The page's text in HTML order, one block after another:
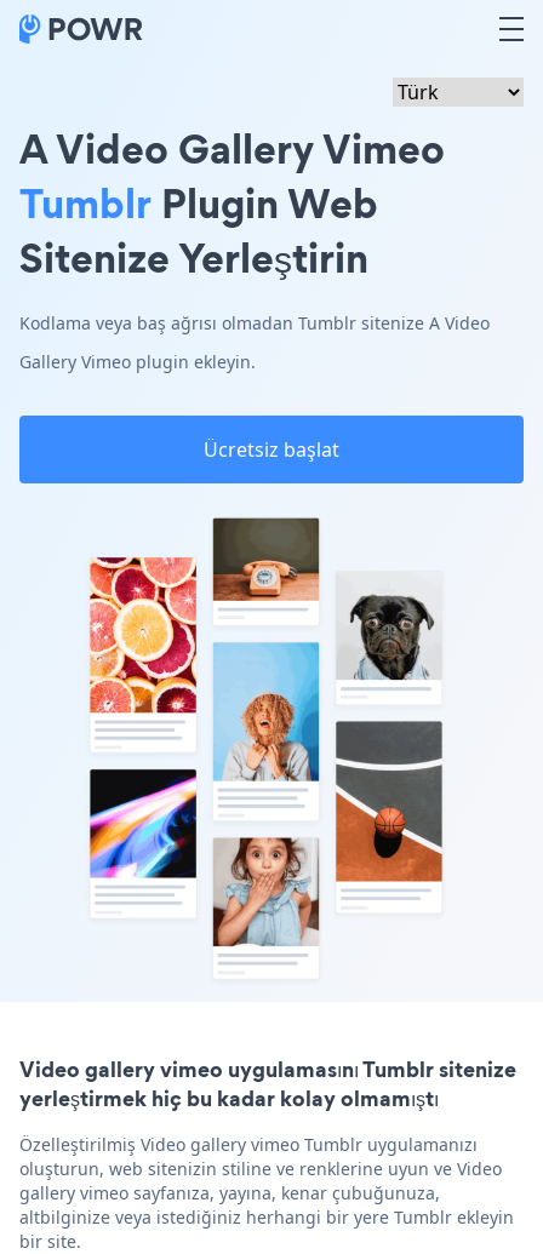
A Video Gallery Vimeo
Tumblr Plugin Web
Sitenize Yerleştirin
Kodlama veya baş ağrısı olmadan Tumblr sitenize A Video
Gallery Vimeo plugin ekleyin.
Ücretsiz başlat
Video gallery vimeo uygulamasını Tumblr sitenize
yerleştirmek hiç bu kadar kolay olmamıştı
Özelleştirilmiş Video gallery vimeo Tumblr uygulamanızı
oluşturun, web sitenizin stiline ve renklerine uyun ve Video
gallery vimeo sayfanıza, yayına, kenar çubuğunuza,
altbilginize veya istediğiniz herhangi bir yere Tumblr ekleyin
bir site.